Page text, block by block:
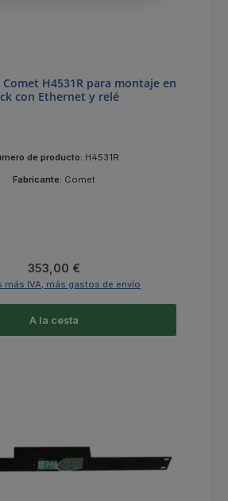
H4531R para montaje en
con Ethernet y relé
de producto: H4531R
Fabricante: Comet
Precio normal:
353,00 €
más IVA, más gastos de envío
A la cesta